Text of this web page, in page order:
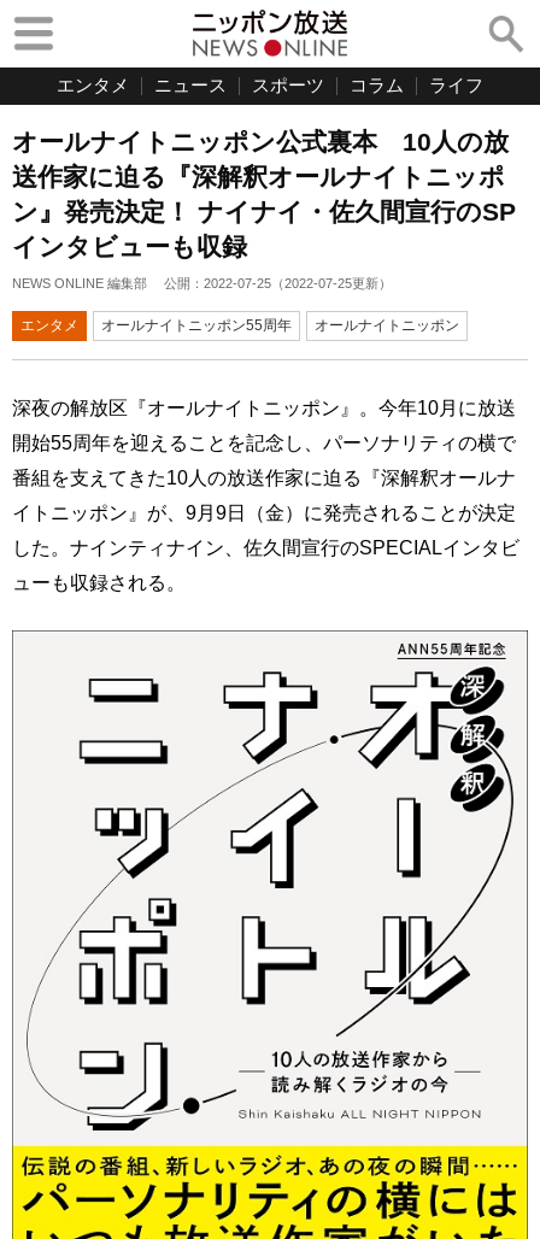
エンタメ ニュース スポーツ コラム ライフ
オールナイトニッポン公式裏本 10人の放
送作家に迫る『深解釈オールナイトニッポ
ン』発売決定！ ナイナイ・佐久間宣行のSP
インタビューも収録
NEWS ONLINE 編集部 公開： 2022-07-25 （2022-07-25更新）
エンタメ オールナイトニッポン55周年 オールナイトニッポン
深夜の解放区『オールナイトニッポン』。今年10月に放送
開始55周年を迎えることを記念し、パーソナリティの横で
番組を支えてきた10人の放送作家に迫る『深解釈オールナ
イトニッポン』が、9月9日（金）に発売されることが決定
した。ナインティナイン、佐久間宣行のSPECIALインタビ
ューも収録される。